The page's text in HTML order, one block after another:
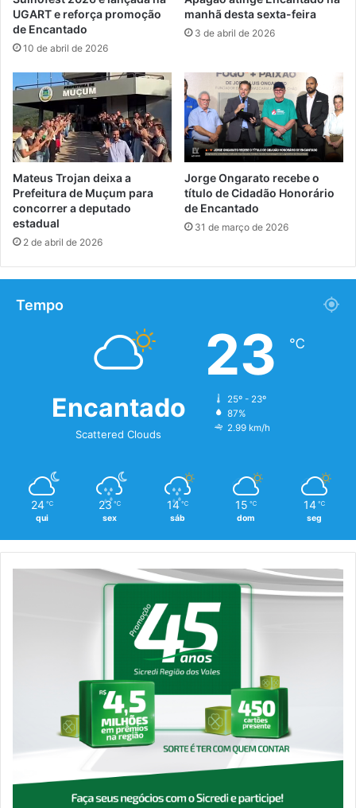
UGART e reforça promoção
de Encantado
10 de abril de 2026
manhã desta sexta-feira
3 de abril de 2026
Mateus Trojan deixa a
Prefeitura de Muçum para
concorrer a deputado
estadual
2 de abril de 2026
Jorge Ongarato recebe o
título de Cidadão Honorário
de Encantado
31 de março de 2026
Tempo
Encantado
Scattered Clouds
23 ℃
25º - 23º
87%
2.99 km/h
24 ℃
qui
23 ℃
sex
14 ℃
sáb
15 ℃
dom
14 ℃
seg